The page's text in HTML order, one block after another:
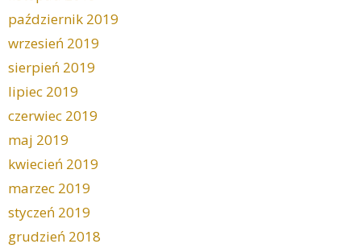
październik 2019
wrzesień 2019
sierpień 2019
lipiec 2019
czerwiec 2019
maj 2019
kwiecień 2019
marzec 2019
styczeń 2019
grudzień 2018